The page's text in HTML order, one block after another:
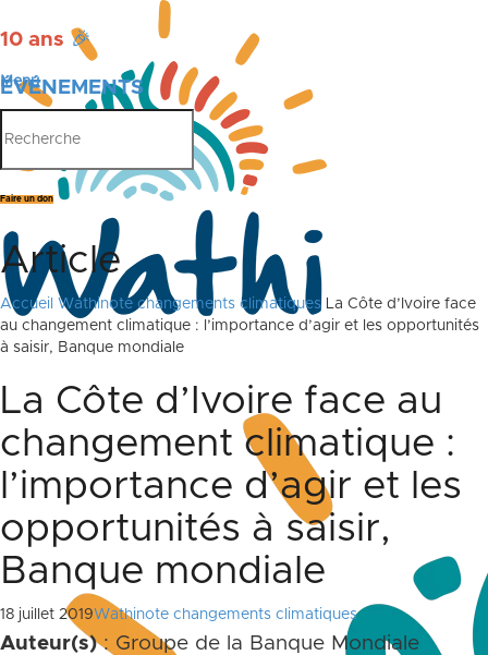
10 ans 🎉
ÉVÉNEMENTS
PUBLICATIONS
Menu
Faire un don
Article
Accueil Wathinote changements climatiques La Côte d’Ivoire face
au changement climatique : l’importance d’agir et les opportunités
à saisir, Banque mondiale
La Côte d’Ivoire face au
changement climatique :
l’importance d’agir et les
opportunités à saisir,
Banque mondiale
18 juillet 2019Wathinote changements climatiques
Auteur(s): Groupe de la Banque Mondiale